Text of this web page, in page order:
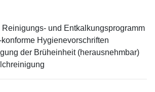
und Entkalkungsprogramm
Hygienevorschriften
der Brüheinheit (herausnehmbar)